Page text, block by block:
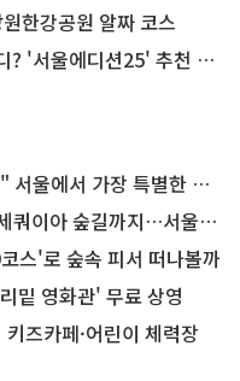
한강공원 알짜 코스
울에디션25' 추천 코스
가장 특별한 편의점의 정체
길까지…서울둘레길 15코스
스'로 숲속 피서 떠나볼까
밑 영화관' 무료 상영
즈카페·어린이 체력장